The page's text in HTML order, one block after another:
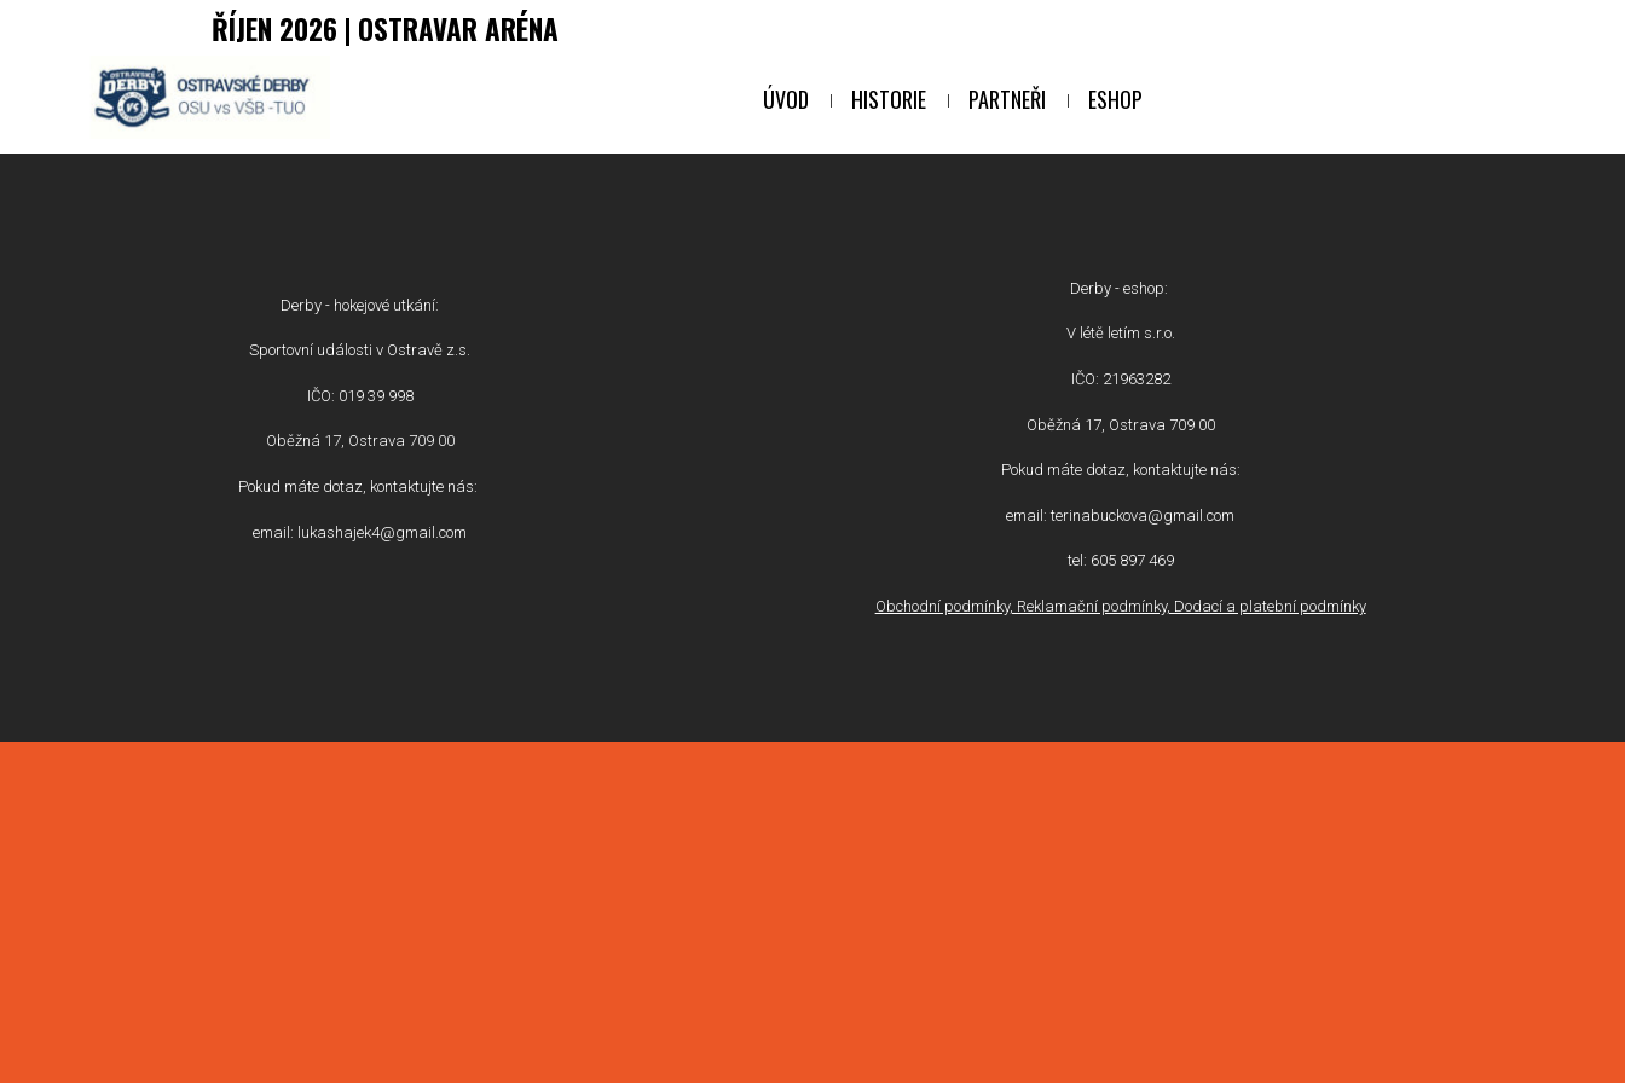
ŘÍJEN 2026 | OSTRAVAR ARÉNA
ÚVOD HISTORIE PARTNEŘI ESHOP
Derby - hokejové utkání:
Sportovní události v Ostravě z.s.
IČO: 019 39 998
Oběžná 17, Ostrava 709 00
Pokud máte dotaz, kontaktujte nás:
email: lukashajek4@gmail.com
Derby - eshop:
V létě letím s.r.o.
IČO: 21963282
Oběžná 17, Ostrava 709 00
Pokud máte dotaz, kontaktujte nás:
email: terinabuckova@gmail.com
tel: 605 897 469
Obchodní podmínky, Reklamační podmínky, Dodací a platební podmínky